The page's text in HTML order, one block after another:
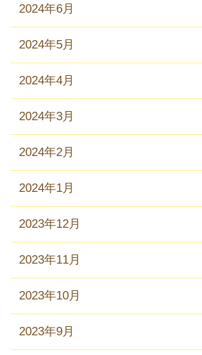
2024年6月
2024年5月
2024年4月
2024年3月
2024年2月
2024年1月
2023年12月
2023年11月
2023年10月
2023年9月